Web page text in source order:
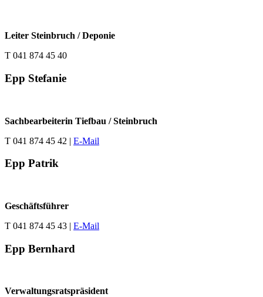
Leiter Steinbruch / Deponie
T 041 874 45 40
Epp Stefanie
Sachbearbeiterin Tiefbau / Steinbruch
T 041 874 45 42 | E-Mail
Epp Patrik
Geschäftsführer
T 041 874 45 43 | E-Mail
Epp Bernhard
Verwaltungsratspräsident